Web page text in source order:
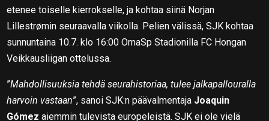
etenee toiselle kierrokselle, ja kohtaa siinä Norjan
Lillestrømin seuraavalla viikolla. Pelien välissä, SJK kohtaa
sunnuntaina 10.7. klo 16:00 OmaSp Stadionilla FC Hongan
Veikkausliigan ottelussa.
”Mahdollisuuksia tehdä seurahistoriaa, tulee jalkapallouralla
harvoin vastaan”, sanoi SJK:n päävalmentaja Joaquin
Gómez aiemmin tulevista europeleistä. SJK ei ole vielä